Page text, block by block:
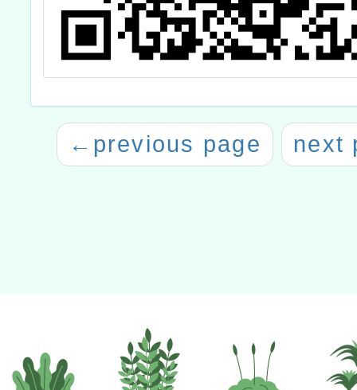
← previous page next